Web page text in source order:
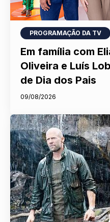
PROGRAMAÇÃO DA TV
Em família com
Oliveira e Luís
de Dia dos Pais
09/08/2026